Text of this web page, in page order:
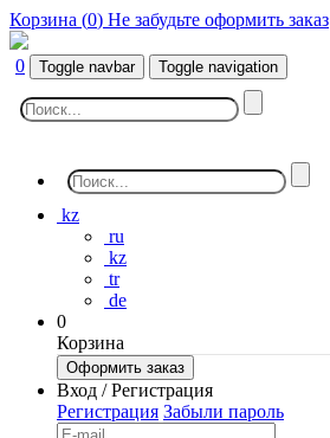
Корзина (0) Не забудьте оформить заказ
0 Toggle navbar Toggle navigation
kz
ru
kz
tr
de
0
Корзина
Оформить заказ
Вход / Регистрация
Регистрация Забыли пароль